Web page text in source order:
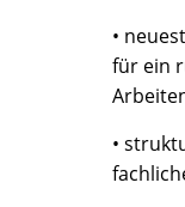
•
für ein
•